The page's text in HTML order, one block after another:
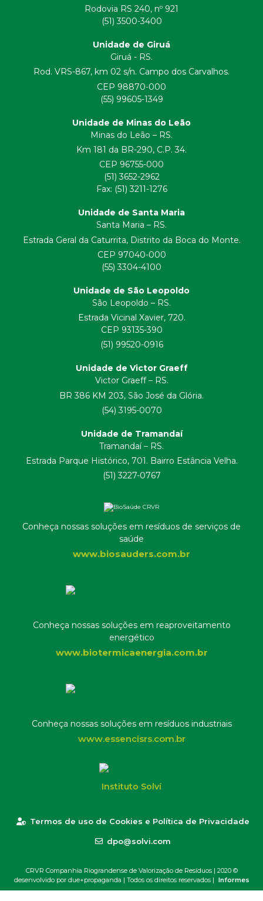
Rodovia RS 240, nº 921
(51) 3500-3400
Unidade de Giruá
Giruá - RS.
Rod. VRS-867, km 02 s/n. Campo dos Carvalhos.
CEP 98870-000
(55) 99605-1349
Unidade de Minas do Leão
Minas do Leão – RS.
Km 181 da BR-290, C.P. 34.
CEP 96755-000
(51) 3652-2962
Fax: (51) 3211-1276
Unidade de Santa Maria
Santa Maria – RS.
Estrada Geral da Caturrita, Distrito da Boca do Monte.
CEP 97040-000
(55) 3304-4100
Unidade de São Leopoldo
São Leopoldo – RS.
Estrada Vicinal Xavier, 720.
CEP 93135-390
(51) 99520-0916
Unidade de Victor Graeff
Victor Graeff – RS.
BR 386 KM 203, São José da Glória.
(54) 3195-0070
Unidade de Tramandaí
Tramandaí – RS.
Estrada Parque Histórico, 701. Bairro Estância Velha.
(51) 3227-0767
Conheça nossas soluções em resíduos de serviços de
saúde
www.biosauders.com.br
Conheça nossas soluções em reaproveitamento
energético
www.biotermicaenergia.com.br
Conheça nossas soluções em resíduos industriais
www.essencisrs.com.br
Instituto Solví
Termos de uso de Cookies e Política de Privacidade
dpo@solvi.com
CRVR Companhia Riograndense de Valorização de Resíduos | 2020 ©
desenvolvido por due+propaganda | Todos os direitos reservados | Informes